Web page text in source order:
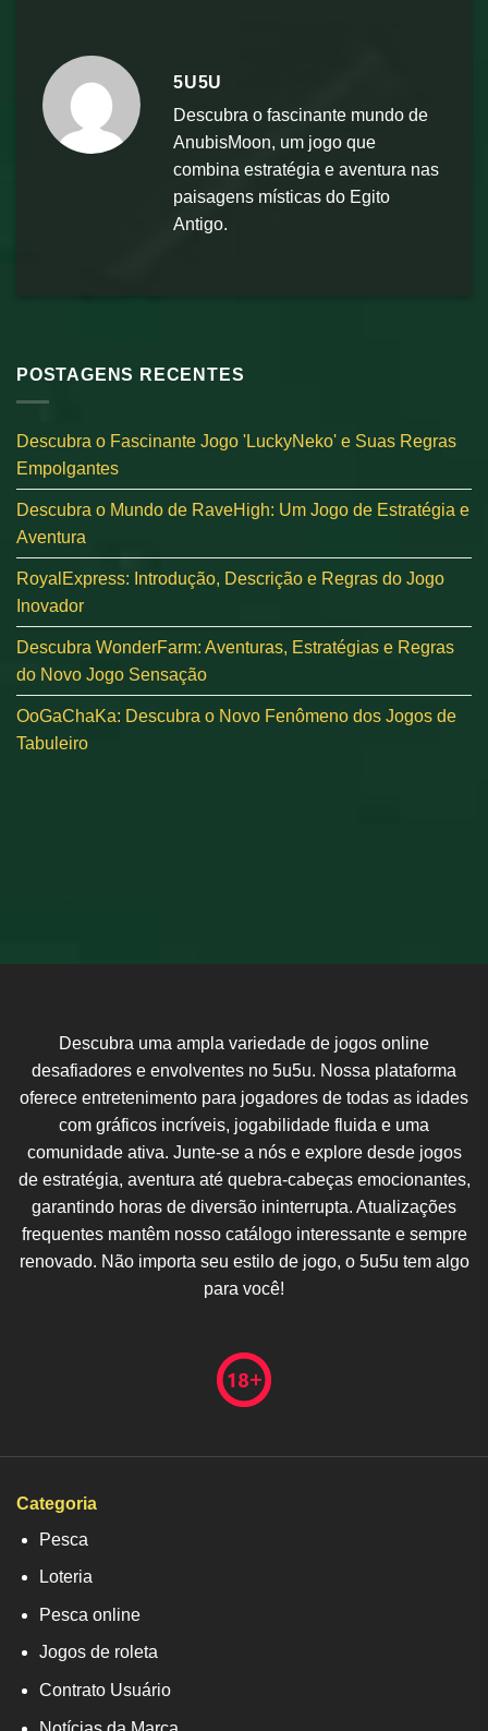
5U5U
Descubra o fascinante mundo de
AnubisMoon, um jogo que
combina estratégia e aventura nas
paisagens místicas do Egito
Antigo.
POSTAGENS RECENTES
Descubra o Fascinante Jogo 'LuckyNeko' e Suas Regras
Empolgantes
Descubra o Mundo de RaveHigh: Um Jogo de Estratégia e
Aventura
RoyalExpress: Introdução, Descrição e Regras do Jogo
Inovador
Descubra WonderFarm: Aventuras, Estratégias e Regras
do Novo Jogo Sensação
OoGaChaKa: Descubra o Novo Fenômeno dos Jogos de
Tabuleiro
Descubra uma ampla variedade de jogos online
desafiadores e envolventes no 5u5u. Nossa plataforma
oferece entretenimento para jogadores de todas as idades
com gráficos incríveis, jogabilidade fluida e uma
comunidade ativa. Junte-se a nós e explore desde jogos
de estratégia, aventura até quebra-cabeças emocionantes,
garantindo horas de diversão ininterrupta. Atualizações
frequentes mantêm nosso catálogo interessante e sempre
renovado. Não importa seu estilo de jogo, o 5u5u tem algo
para você!
Categoria
Pesca
Loteria
Pesca online
Jogos de roleta
Contrato Usuário